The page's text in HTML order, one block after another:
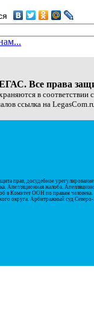
Все права
в соответствии
ссылка на
прав, досудебное
Апелляционная жалоба.
в Комитет ООН по правам
округа. Арбитражный суд